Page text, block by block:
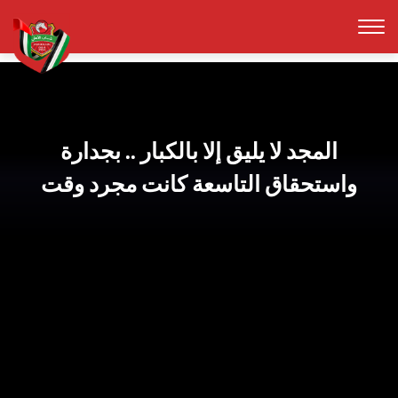
المجد لا يليق إلا بالكبار .. بجدارة
واستحقاق التاسعة كانت مجرد وقت